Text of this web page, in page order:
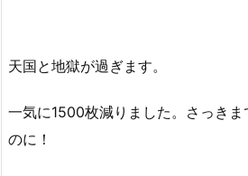
天国と地獄が過ぎます。
一気に1500枚減りました。さっき
のに！